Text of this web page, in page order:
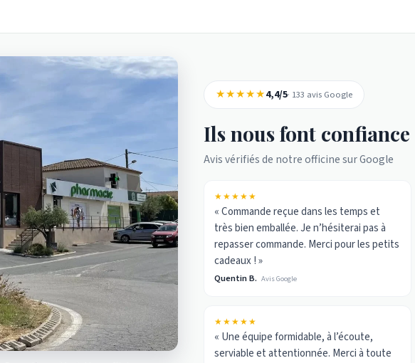
★★★★★4,4/5· 133 avis Google
Ils nous font confiance
Avis vérifiés de notre officine sur Google
★★★★★
« Commande reçue dans les temps et
très bien emballée. Je n’hésiterai pas à
repasser commande. Merci pour les petits
cadeaux ! »
Quentin B. Avis Google
★★★★★
« Une équipe formidable, à l’écoute,
serviable et attentionnée. Merci à toute